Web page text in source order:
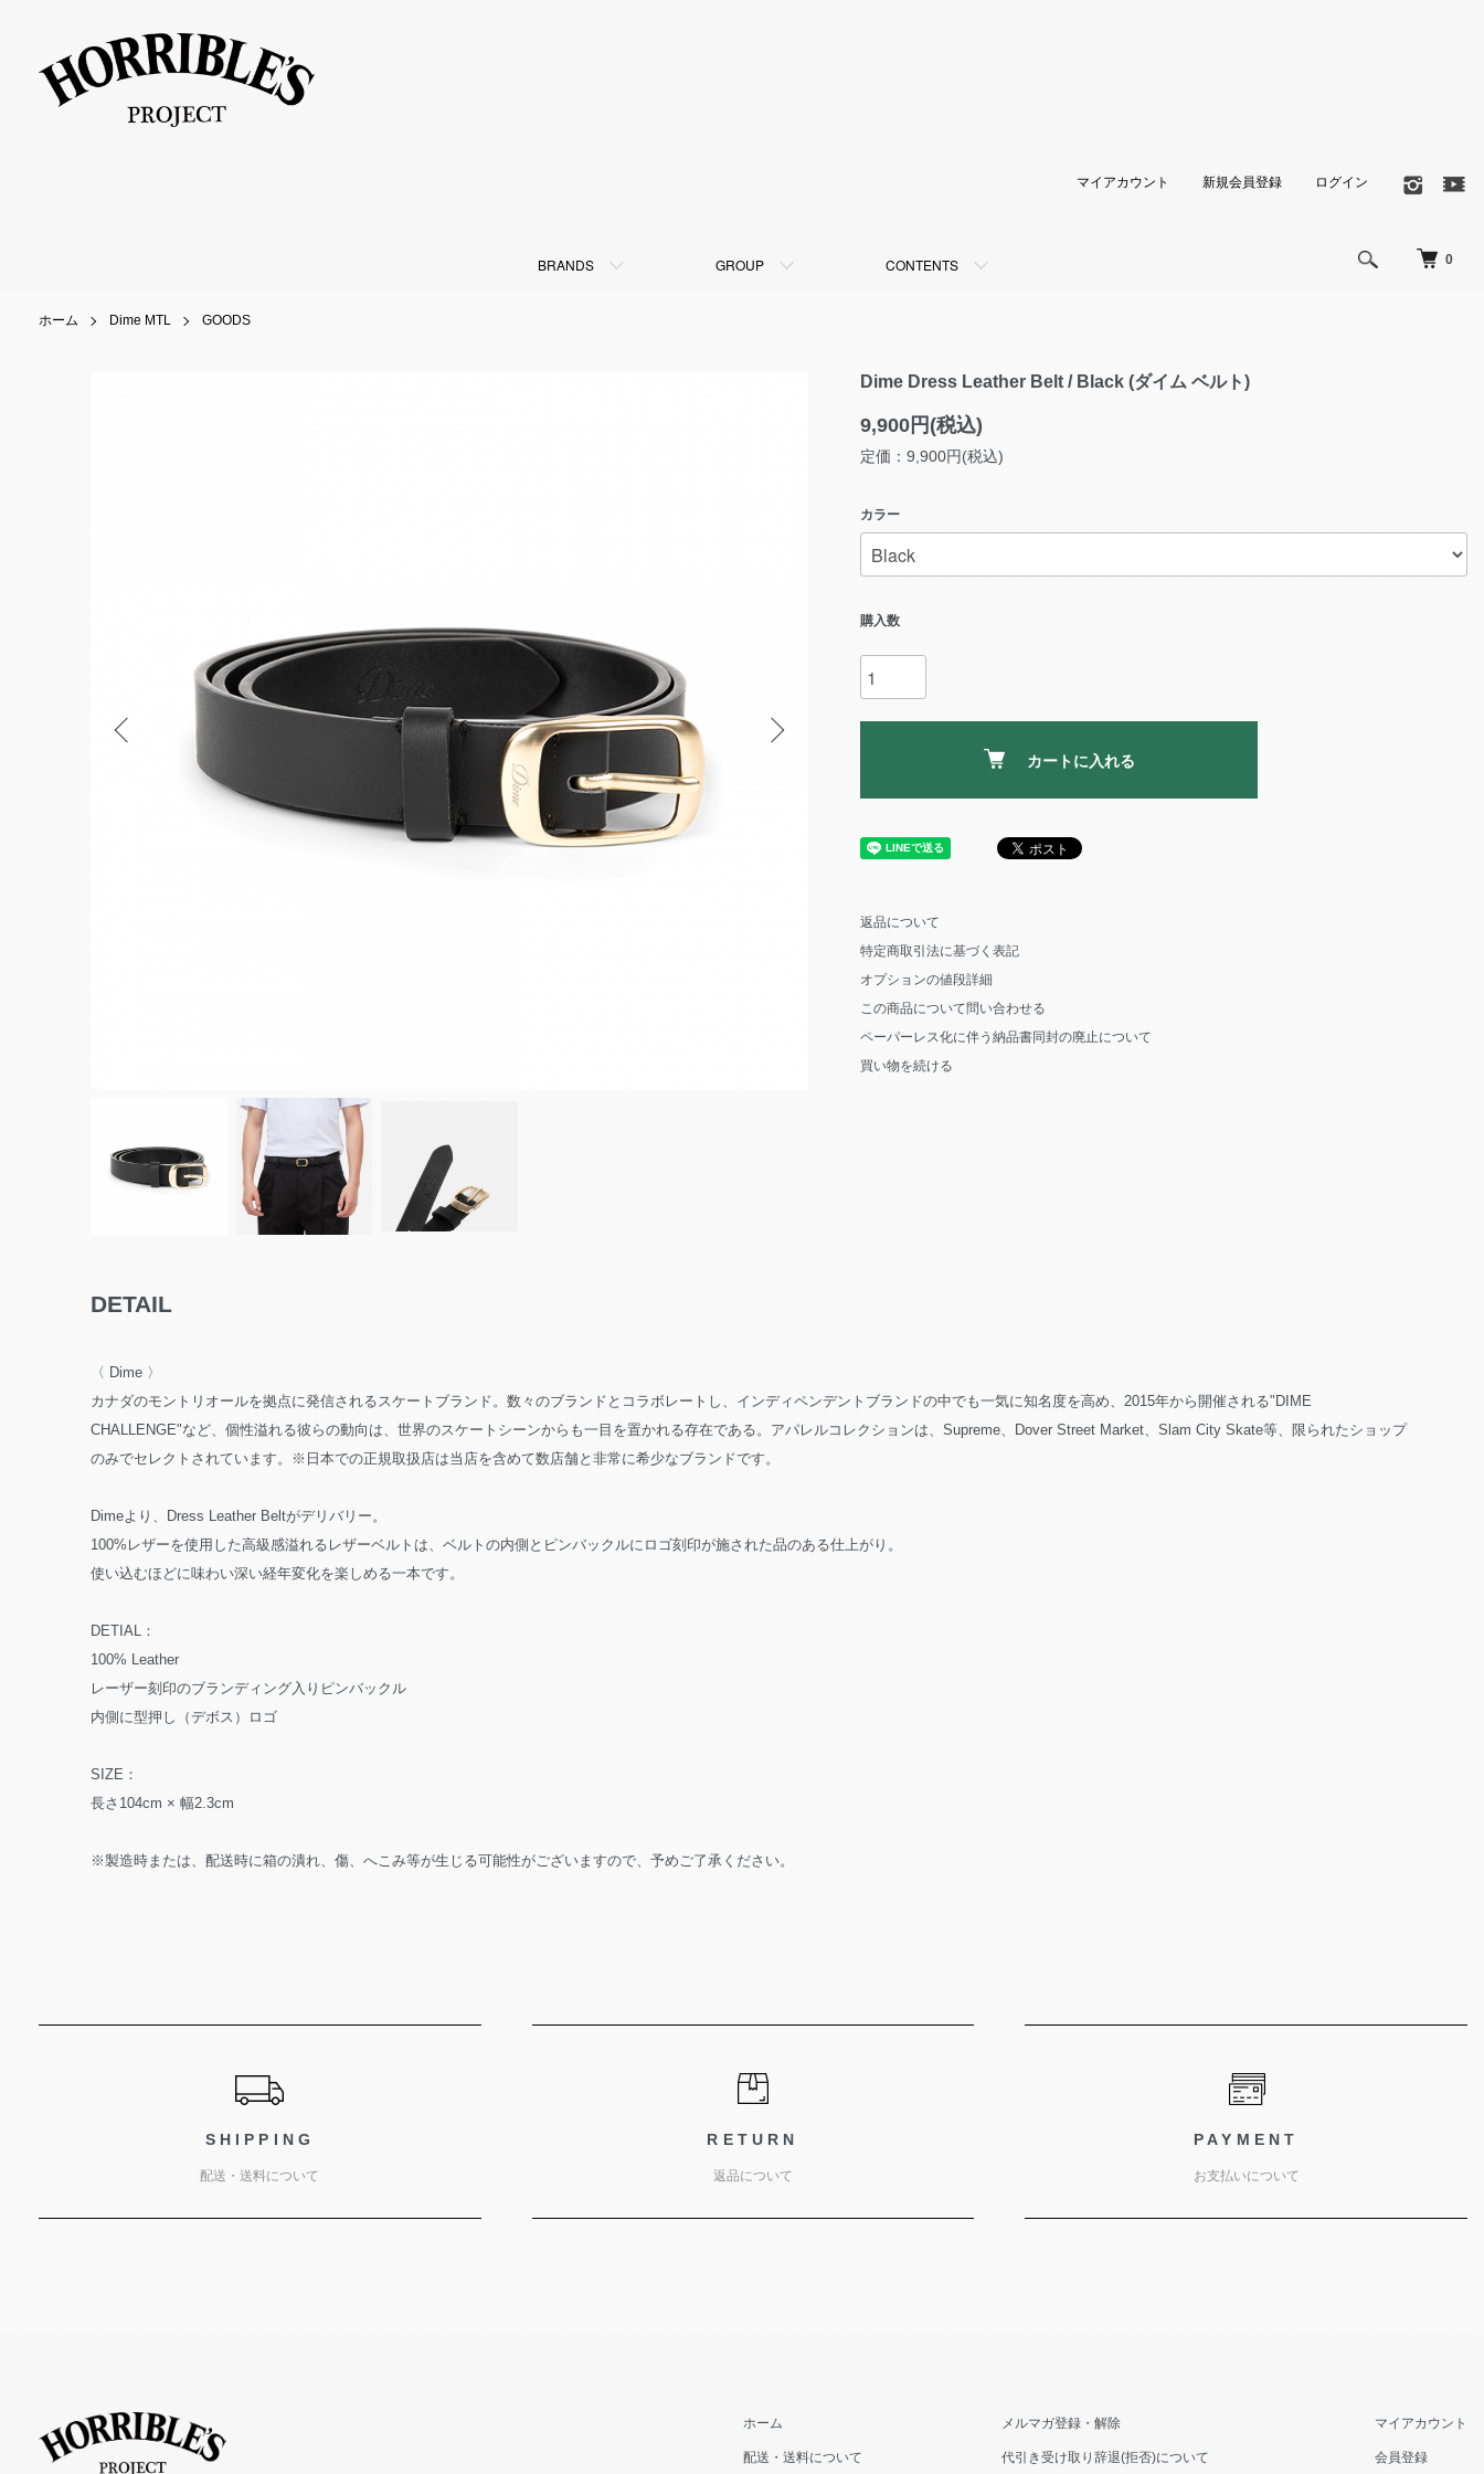
0
BRANDS GROUP CONTENTS
マイアカウント 新規会員登録 ログイン
ホーム Dime MTL GOODS
Dime Dress Leather Belt / Black (ダイム ベルト)
9,900円(税込)
定価：9,900円(税込)
カラー
購入数
カートに入れる
返品について
特定商取引法に基づく表記
オプションの値段詳細
この商品について問い合わせる
ペーパーレス化に伴う納品書同封の廃止について
買い物を続ける
DETAIL
〈 Dime 〉
カナダのモントリオールを拠点に発信されるスケートブランド。数々のブランドとコラボレートし、インディペンデントブランドの中でも一気に知名度を高め、2015年から開催される"DIME
CHALLENGE"など、個性溢れる彼らの動向は、世界のスケートシーンからも一目を置かれる存在である。アパレルコレクションは、Supreme、Dover Street Market、Slam City Skate等、限られたショップ
のみでセレクトされています。※日本での正規取扱店は当店を含めて数店舗と非常に希少なブランドです。
Dimeより、Dress Leather Beltがデリバリー。
100%レザーを使用した高級感溢れるレザーベルトは、ベルトの内側とピンバックルにロゴ刻印が施された品のある仕上がり。
使い込むほどに味わい深い経年変化を楽しめる一本です。
DETIAL：
100% Leather
レーザー刻印のブランディング入りピンバックル
内側に型押し（デボス）ロゴ
SIZE：
長さ104cm × 幅2.3cm
※製造時または、配送時に箱の潰れ、傷、へこみ等が生じる可能性がございますので、予めご了承ください。
SHIPPING
配送・送料について
RETURN
返品について
PAYMENT
お支払いについて
ホーム
配送・送料について
メルマガ登録・解除
代引き受け取り辞退(拒否)について
マイアカウント
会員登録